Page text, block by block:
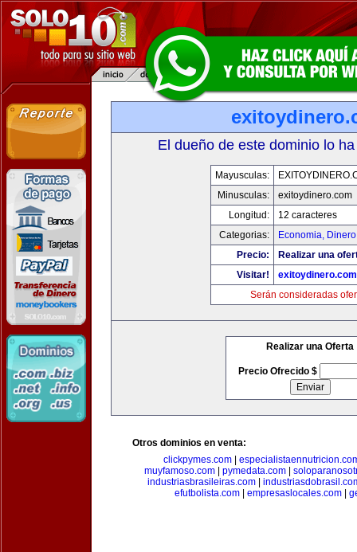
El dueño de este dominio lo
Mayusculas:
Minusculas:
exitoydinero.com
Longitud:
12 caracteres
Categorias:
Economia,
Precio:
Realizar una
Visitar!
exitoydinero.com
Serán consideradas
Realizar una Oferta
Precio Ofrecido $
Otros dominios en venta:
clickpymes.com
muyfamoso.com
pymedata.com
industriasbrasileiras.com|
efutbolista.com| empresaslocales.com|